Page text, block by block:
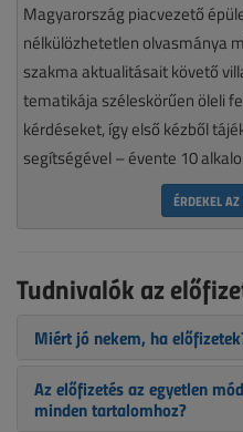
Magyarország piacvezető
nélkülözhetetlen olvasmánya
szakma aktualitásait követő
tematikája széleskörűen öleli
kérdéseket, így első kézből
segítségével – évente 10
ÉRDEKEL
Tudnivalók az
Miért jó nekem, ha
Az előfizetés az egyetlen
minden tartalomhoz?